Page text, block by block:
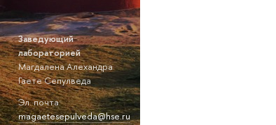
Заведующий
лабораторией
Магдалена Алехандра
Гаете Сепулведа
Эл. почта:
magaetesepulveda@hse.ru